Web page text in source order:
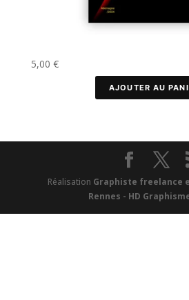
5,00 €
AJOUTER AU
Réalisation Graphiste freelance
Rennes - HD